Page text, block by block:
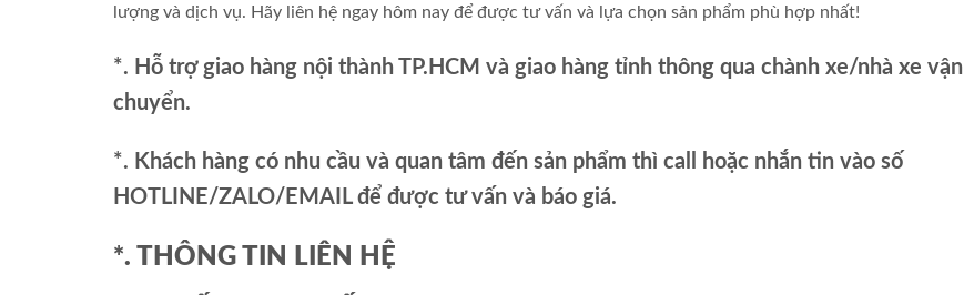
lượng và dịch vụ. Hãy liên hệ ngay hôm nay để được tư vấn và lựa chọn sản phẩm phù hợp nhất!
*. Hỗ trợ giao hàng nội thành TP.HCM và giao hàng tỉnh thông qua chành xe/nhà xe vận
chuyển.
*. Khách hàng có nhu cầu và quan tâm đến sản phẩm thì call hoặc nhắn tin vào số
HOTLINE/ZALO/EMAIL để được tư vấn và báo giá.
*. THÔNG TIN LIÊN HỆ